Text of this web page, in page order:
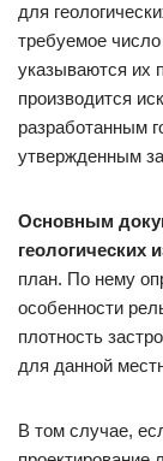
для
требуемое
указываются их
производится
разработанным
утвержденным
Основным
геологических
план. По нему
особенности
плотность
для данной
В том случае,